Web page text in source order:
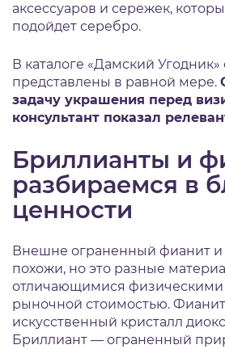
аксессуаров и сережек,
подойдет серебро.
В каталоге «Дамский
представлены в равной мере.
задачу украшения перед
консультант показал
Бриллианты и
разбираемся в
ценности
Внешне ограненный фианит и
похожи, но это разные
отличающимися физическими
рыночной стоимостью.
искусственный кристалл
Бриллиант — ограненный